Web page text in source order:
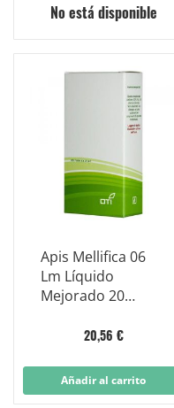
No está disponible
Apis Mellifica 06
Lm Líquido
Mejorado 20
20,56 €
Añadir al carrito